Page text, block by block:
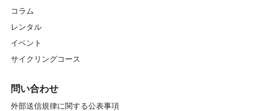
カスタム
ガイドマイスター
グリップ
コラム
レンタル
イベント
サイクリングコース
問い合わせ
外部送信規律に関する公表事項